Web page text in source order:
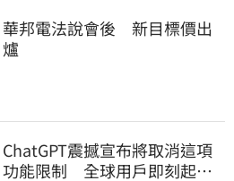
華邦電法說會後 新目標價出
爐
ChatGPT震撼宣布將取消這項
功能限制 全球用戶即刻起